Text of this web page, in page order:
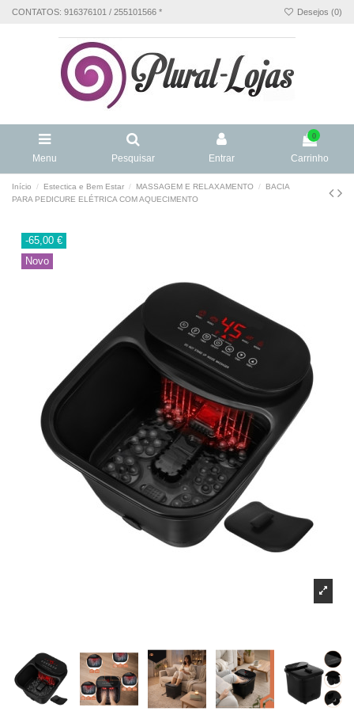
CONTATOS: 916376101 / 255101566 * Desejos (0)
Menu Pesquisar Entrar
0
Carrinho
Início Estectica e Bem Estar MASSAGEM E RELAXAMENTO
BACIA
PARA PEDICURE ELÉTRICA COM AQUECIMENTO
-65,00 €
Novo